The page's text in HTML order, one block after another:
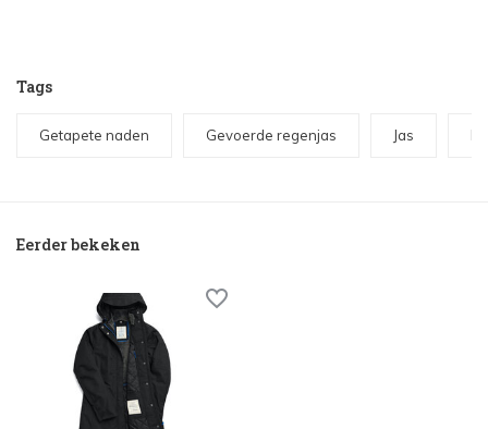
Tags
Getapete naden Gevoerde regenjas Jas
Eerder bekeken